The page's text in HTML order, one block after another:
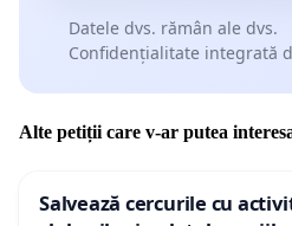
Datele dvs. rămân ale dvs.
Confidențialitate integrată
Alte petiții care v-ar putea
Salvează cercurile cu